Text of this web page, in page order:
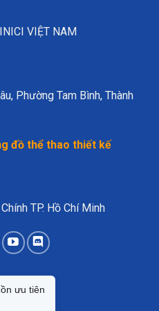
VIỆT NAM
Phường Tam Bình, Thành
đồ thể thao thiết kế
TP. Hồ Chí Minh
ưu tiên